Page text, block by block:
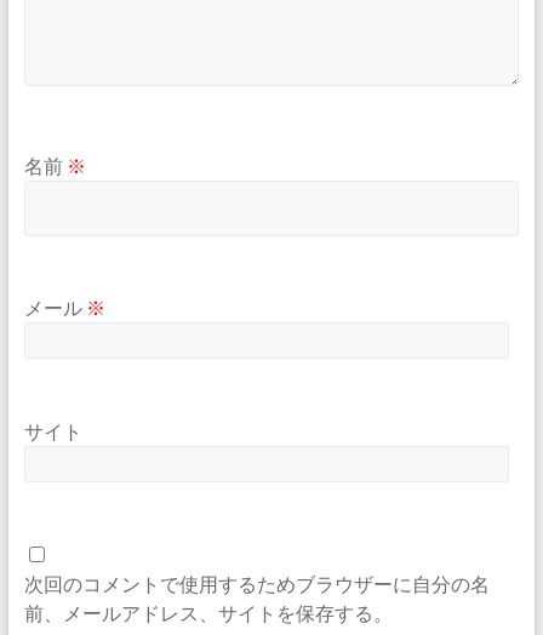
名前 ※
メール ※
サイト
次回のコメントで使用するためブラウザーに自分の名
前、メールアドレス、サイトを保存する。